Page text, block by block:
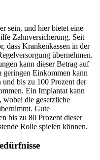
sein, und hier bietet eine
Zahnversicherung. Seit
dass Krankenkassen in der
übernehmen.
kann dieser Betrag auf
geringen Einkommen kann
bis zu 100 Prozent der
Ein Implantat kann
wobei die gesetzliche
Gute
bis zu 80 Prozent dieser
Rolle spielen können.